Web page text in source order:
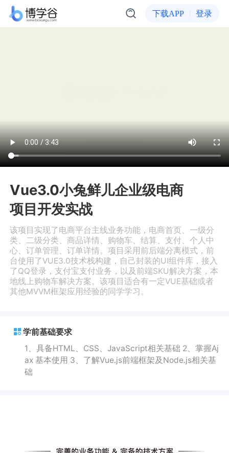
下载APP 登录
Vue3.0小兔鲜儿企业级电商
项目开发实战
该项目实现了电商平台主线业务功能，电商首页、一级分
类、二级分类、商品详情、购物车、结算、支付、个人中
心、订单管理、订单详情。项目采用前后端分离模式，前
台使用了VUE3.0技术栈构建，自己封装的UI组件库，接入
了QQ登录，支付宝支付业务，以及前端SKU解决方案，本
地线上购物车解决方案。该项目适合有一定VUE基础或者
其他MVVM框架应用经验的同学学习。
学前基础要求
1、具备HTML、CSS、JavaScript相关基础 2、掌握Aj
ax 基本使用 3、了解Vue.js前端框架及Node.js相关基
础